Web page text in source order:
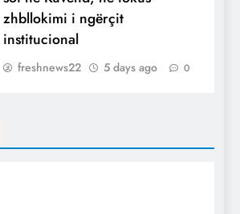
zhbllokimi i ngërçit
institucional
freshnews22 5 days ago 0